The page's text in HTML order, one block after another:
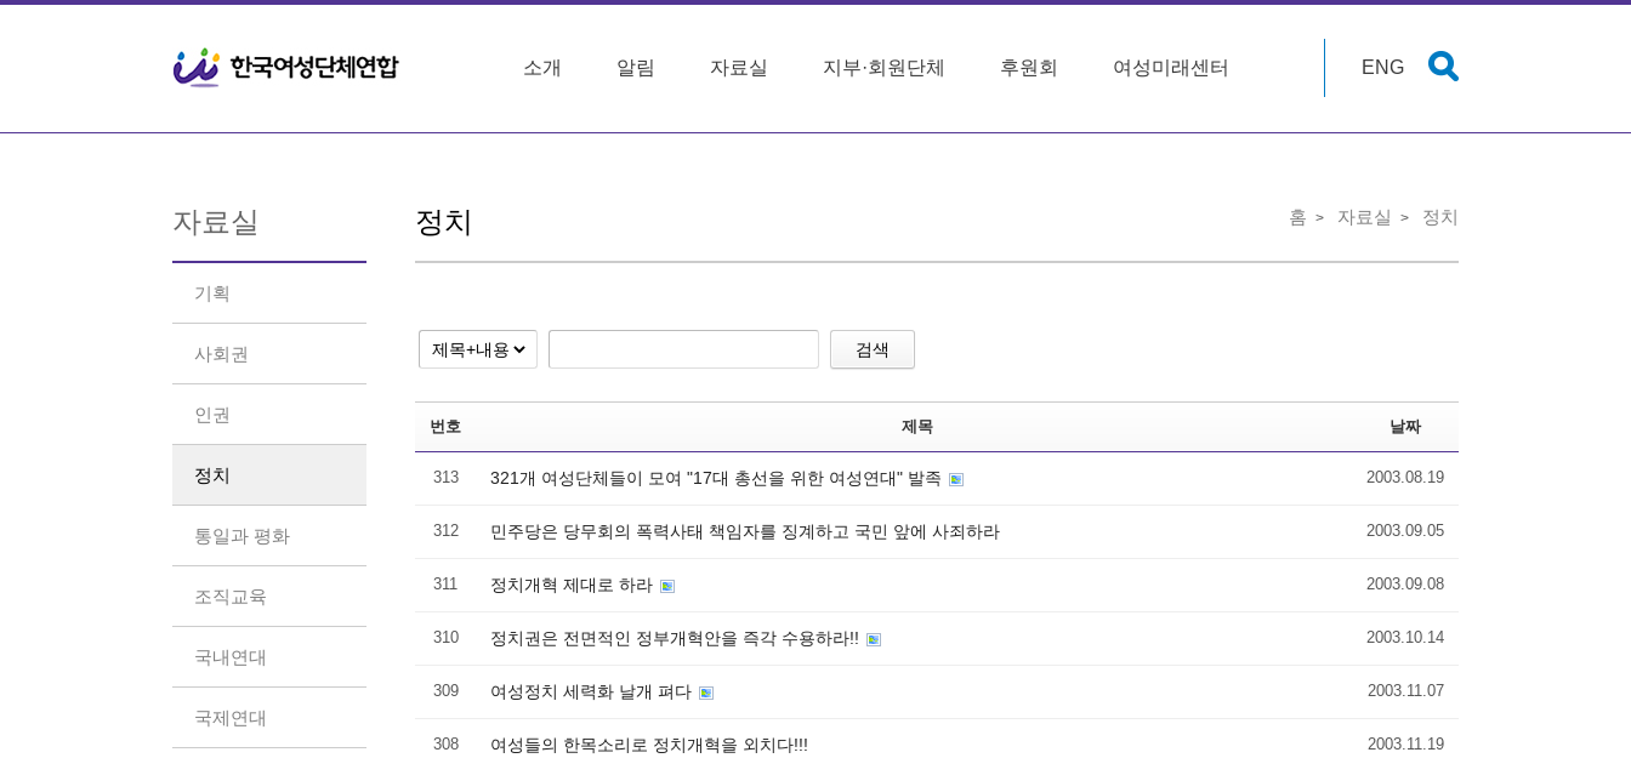
소개 알림 자료실 지부·회원단체 후원회 여성미래센터 ENG
자료실
기획
사회권
인권
정치
통일과 평화
조직교육
국내연대
국제연대
정치 홈 자료실 정치
검색
번호 제목 날짜
313 321개 여성단체들이 모여 "17대 총선을 위한 여성연대" 발족 2003.08.19
312 민주당은 당무회의 폭력사태 책임자를 징계하고 국민 앞에 사죄하라 2003.09.05
311 정치개혁 제대로 하라 2003.09.08
310 정치권은 전면적인 정부개혁안을 즉각 수용하라!! 2003.10.14
309 여성정치 세력화 날개 펴다 2003.11.07
308 여성들의 한목소리로 정치개혁을 외치다!!! 2003.11.19